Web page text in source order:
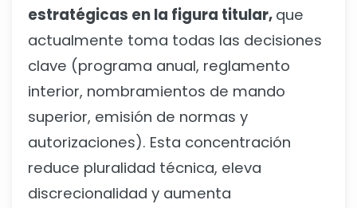
estratégicas en la figura titular, que
actualmente toma todas las decisiones
clave (programa anual, reglamento
interior, nombramientos de mando
superior, emisión de normas y
autorizaciones). Esta concentración
reduce pluralidad técnica, eleva
discrecionalidad y aumenta